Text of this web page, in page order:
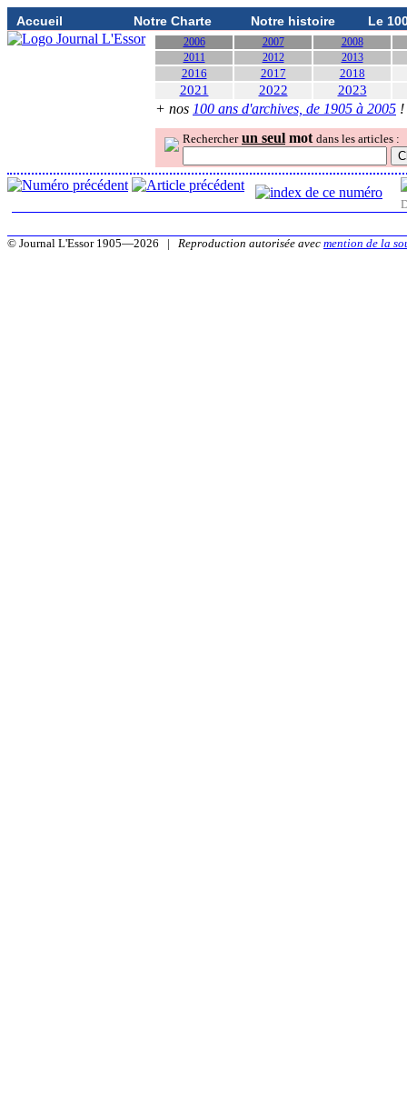
Accueil Notre Charte Notre histoire Le
2006 2007
2008
2011
2012 2013
2016 2017 2018
2021 2022 2023
+ nos 100 ans d'archives, de 1905 à 2005 !
Rechercher un seul mot dans les articles :
© Journal L'Essor 1905—2026 | Reproduction autorisée avec mention de la